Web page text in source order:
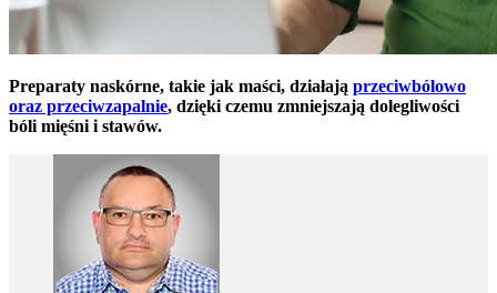
Preparaty naskórne, takie jak maści, działają przeciwbólowo
oraz przeciwzapalnie, dzięki czemu zmniejszają dolegliwości
bóli mięśni i stawów.